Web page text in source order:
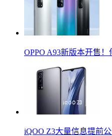
OPPO A93新版本开售！
iQOO Z3大量信息提前